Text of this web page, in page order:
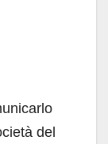
del